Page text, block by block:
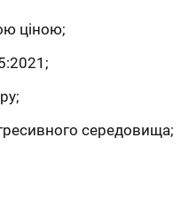
ціною;
середовища;